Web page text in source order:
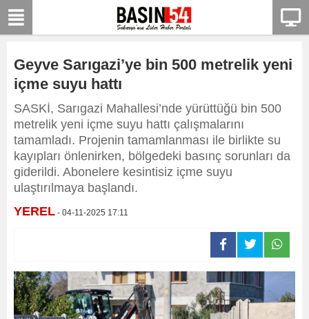
Geyve Sarıgazi’ye bin 500 metrelik yeni
içme suyu hattı
SASKİ, Sarıgazi Mahallesi’nde yürüttüğü bin 500
metrelik yeni içme suyu hattı çalışmalarını
tamamladı. Projenin tamamlanması ile birlikte su
kayıpları önlenirken, bölgedeki basınç sorunları da
giderildi. Abonelere kesintisiz içme suyu
ulaştırılmaya başlandı.
YEREL - 04-11-2025 17:11